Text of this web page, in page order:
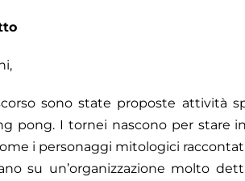
sono state proposte attività
pong. I tornei nascono per stare
i personaggi mitologici
su un’organizzazione molto